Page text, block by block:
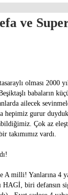
ve
olması 2000
babaların
ailecek
hepimiz gurur
Çok az
takımımız vardı.
milli! Yanlarına 4
biri defansın